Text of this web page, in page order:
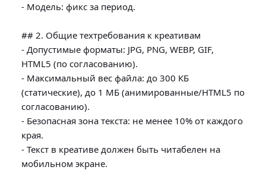
- Модель: фикс за период.
## 2. Общие техтребования к креативам
- Допустимые форматы: JPG, PNG, WEBP, GIF,
HTML5 (по согласованию).
- Максимальный вес файла: до 300 КБ
(статические), до 1 МБ (анимированные/HTML5 по
согласованию).
- Безопасная зона текста: не менее 10% от каждого
края.
- Текст в креативе должен быть читабелен на
мобильном экране.